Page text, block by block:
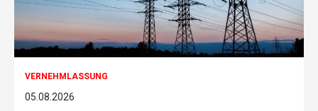
VERNEHMLASSUNG
05.08.2026